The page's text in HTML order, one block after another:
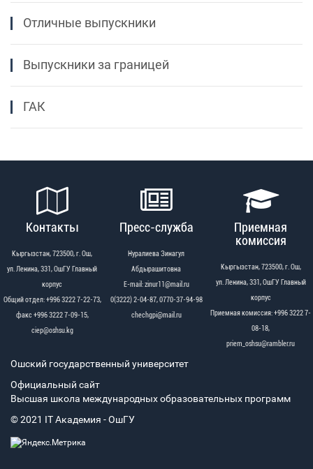
Отличные выпускники
Выпускники за границей
ГАК
Контакты
Кыргызстан, 723500, г. Ош,
ул. Ленина, 331, ОшГУ Главный
корпус
Общий отдел: +996 3222 7-22-73,
факс +996 3222 7-09-15,
ciep@oshsu.kg
Пресс-служба
Нуралиева Зинагул
Абдырашитовна
Е-mail: zinur11@mail.ru
0(3222) 2-04-87, 0770-37-94-98
chechgpi@mail.ru
Приемная
комиссия
Кыргызстан, 723500, г. Ош,
ул. Ленина, 331, ОшГУ Главный
корпус
Приемная комиссия: +996 3222 7-
08-18,
priem_oshsu@rambler.ru
Ошский государственный университет
Официальный сайт
Высшая школа международных образовательных программ
© 2021 IT Академия - OшГУ